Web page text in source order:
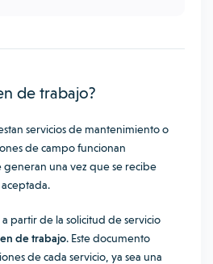
de trabajo?
servicios de mantenimiento o
de campo funcionan
generan una vez que se recibe
aceptada.
partir de la solicitud de servicio
de trabajo. Este documento
de cada servicio, ya sea una